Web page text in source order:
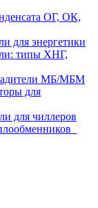
ОГ, ОК,
для энергетики
типы ХНГ,
МБ/МБМ
для
для чиллеров